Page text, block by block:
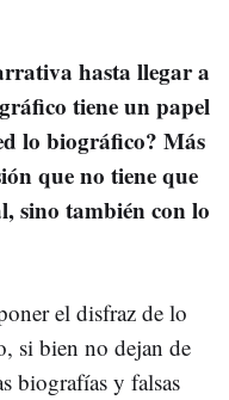
hasta llegar a
tiene un papel
lo biográfico? Más
que no tiene que
sino también con lo
el disfraz de lo
si bien no dejan de
biografías y falsas